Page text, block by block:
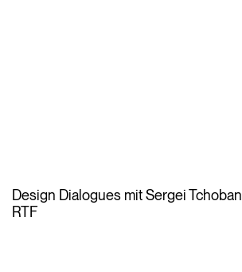
Design Dialogues mit Sergei Tchoban I
RTF